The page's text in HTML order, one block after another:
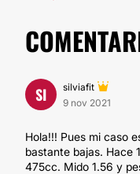
SI
silviafit
9 nov 2021
Hola!!! Pues mi caso
bastante bajas. Hace
475cc. Mido 1.56 y